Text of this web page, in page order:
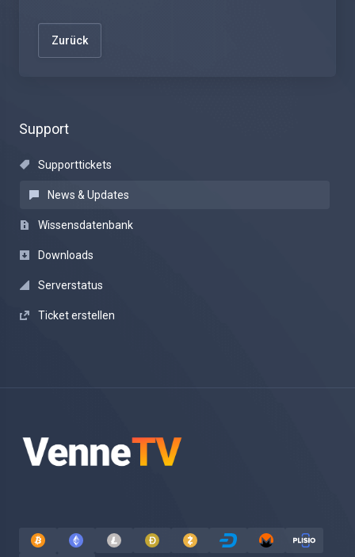
Support
Supporttickets
News & Updates
Wissensdatenbank
Downloads
Serverstatus
Ticket erstellen
Zurück